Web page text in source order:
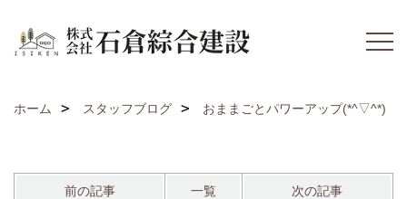
ホーム スタッフブログ おままごとパワーアップ(*^▽^*)
前の記事 一覧 次の記事